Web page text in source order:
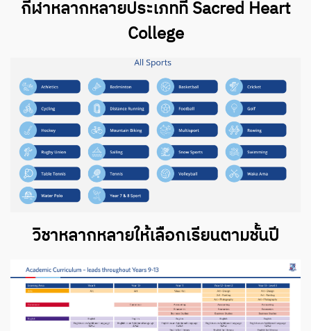
กีฬาหลากหลายประเภทที่ Sacred Heart
College
วิชาหลากหลายให้เลือกเรียนตามชั้นปี